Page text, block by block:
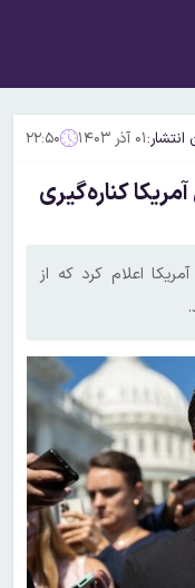
انتشار:۰۱ آذر ۱۴۰۳ ۲۲:۵۰
کناره‌گیری
اعلام کرد که از